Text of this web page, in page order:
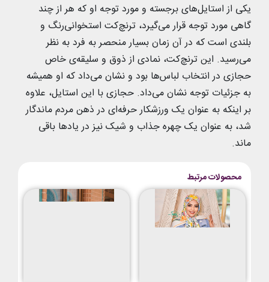
یکی از استایل‌های برجسته و مورد توجه او که هر از چند
گاهی مورد توجه قرار می‌گیرد، ترنچ‌کت استخوانی‌رنگ و
بلندی است که در آن زمان بسیار منحصر به فرد به نظر
می‌رسید. این ترنچ‌کت، نمادی از ذوق و سلیقه‌ی خاص
حجازی در انتخاب لباس‌ها بود و نشان می‌داد که او همیشه
به جزئیات توجه نشان می‌داد. حجازی با این استایل، علاوه
بر اینکه به عنوان یک ورزشکار حرفه‌ای در ذهن مردم ماندگار
شد، به عنوان یک چهره جذاب و شیک نیز در یادها باقی
ماند.
محصولات مرتبط